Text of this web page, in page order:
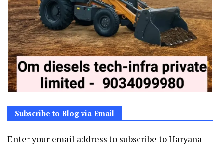
Subscribe to Blog via Email
Enter your email address to subscribe to Haryana